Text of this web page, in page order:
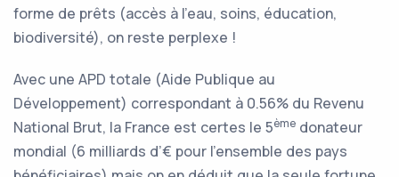
forme de prêts (accès à l’eau, soins, éducation,
biodiversité), on reste perplexe !
Avec une APD totale (Aide Publique au
Développement) correspondant à 0.56% du Revenu
National Brut, la France est certes le 5ème donateur
mondial (6 milliards d’€ pour l’ensemble des pays